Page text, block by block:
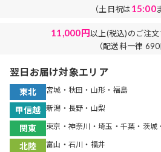
（土日祝は15:00
11,000円以上(税込)のご注
（配送料一律 690
翌日お届け対象エリア
東北 宮城・秋田・山形・福島
甲信越 新潟・長野・山梨
関東 東京・神奈川・埼玉・千葉・茨城
北陸 富山・石川・福井